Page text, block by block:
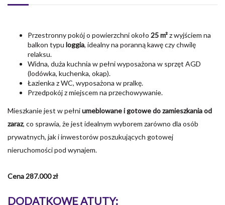
Przestronny pokój o powierzchni około 25 m²z wyjściem na
balkon typu loggia, idealny na poranną kawę czy chwilę
relaksu.
Widna, duża kuchnia w pełni wyposażona w sprzęt AGD
(lodówka, kuchenka, okap).
Łazienka z WC, wyposażona w pralkę.
Przedpokój z miejscem na przechowywanie.
Mieszkanie jest w pełniumeblowane i gotowe do zamieszkania od
zaraz, co sprawia, że jest idealnym wyborem zarówno dla osób
prywatnych, jak i inwestorów poszukujących gotowej
nieruchomości pod wynajem.
Cena 287.000 zł
DODATKOWE ATUTY: